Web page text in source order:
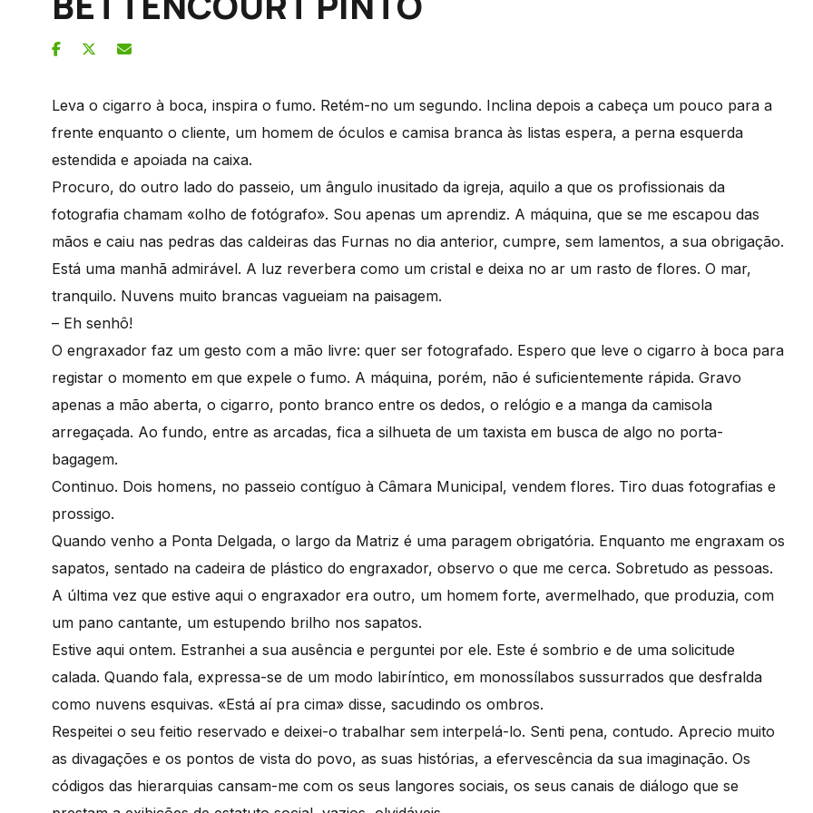
Leva o cigarro à boca, inspira o fumo. Retém-no um segundo. Inclina depois a cabeça um pouco para a
frente enquanto o cliente, um homem de óculos e camisa branca às listas espera, a perna esquerda
estendida e apoiada na caixa.
Procuro, do outro lado do passeio, um ângulo inusitado da igreja, aquilo a que os profissionais da
fotografia chamam «olho de fotógrafo». Sou apenas um aprendiz. A máquina, que se me escapou das
mãos e caiu nas pedras das caldeiras das Furnas no dia anterior, cumpre, sem lamentos, a sua obrigação.
Está uma manhã admirável. A luz reverbera como um cristal e deixa no ar um rasto de flores. O mar,
tranquilo. Nuvens muito brancas vagueiam na paisagem.
– Eh senhô!
O engraxador faz um gesto com a mão livre: quer ser fotografado. Espero que leve o cigarro à boca para
registar o momento em que expele o fumo. A máquina, porém, não é suficientemente rápida. Gravo
apenas a mão aberta, o cigarro, ponto branco entre os dedos, o relógio e a manga da camisola
arregaçada. Ao fundo, entre as arcadas, fica a silhueta de um taxista em busca de algo no porta-
bagagem.
Continuo. Dois homens, no passeio contíguo à Câmara Municipal, vendem flores. Tiro duas fotografias e
prossigo.
Quando venho a Ponta Delgada, o largo da Matriz é uma paragem obrigatória. Enquanto me engraxam os
sapatos, sentado na cadeira de plástico do engraxador, observo o que me cerca. Sobretudo as pessoas.
A última vez que estive aqui o engraxador era outro, um homem forte, avermelhado, que produzia, com
um pano cantante, um estupendo brilho nos sapatos.
Estive aqui ontem. Estranhei a sua ausência e perguntei por ele. Este é sombrio e de uma solicitude
calada. Quando fala, expressa-se de um modo labiríntico, em monossílabos sussurrados que desfralda
como nuvens esquivas. «Está aí pra cima» disse, sacudindo os ombros.
Respeitei o seu feitio reservado e deixei-o trabalhar sem interpelá-lo. Senti pena, contudo. Aprecio muito
as divagações e os pontos de vista do povo, as suas histórias, a efervescência da sua imaginação. Os
códigos das hierarquias cansam-me com os seus langores sociais, os seus canais de diálogo que se